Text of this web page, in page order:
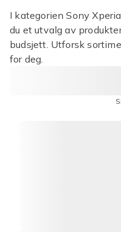
I kategorien Sony
du et utvalg av
budsjett. Utforsk
for deg.